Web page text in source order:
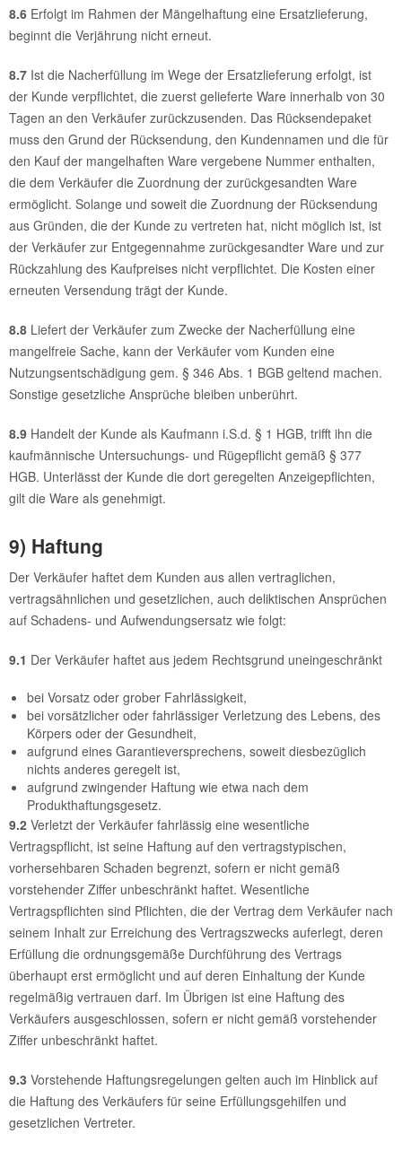
8.6 Erfolgt im Rahmen der Mängelhaftung eine Ersatzlieferung,
beginnt die Verjährung nicht erneut.
8.7 Ist die Nacherfüllung im Wege der Ersatzlieferung erfolgt, ist
der Kunde verpflichtet, die zuerst gelieferte Ware innerhalb von 30
Tagen an den Verkäufer zurückzusenden. Das Rücksendepaket
muss den Grund der Rücksendung, den Kundennamen und die für
den Kauf der mangelhaften Ware vergebene Nummer enthalten,
die dem Verkäufer die Zuordnung der zurückgesandten Ware
ermöglicht. Solange und soweit die Zuordnung der Rücksendung
aus Gründen, die der Kunde zu vertreten hat, nicht möglich ist, ist
der Verkäufer zur Entgegennahme zurückgesandter Ware und zur
Rückzahlung des Kaufpreises nicht verpflichtet. Die Kosten einer
erneuten Versendung trägt der Kunde.
8.8 Liefert der Verkäufer zum Zwecke der Nacherfüllung eine
mangelfreie Sache, kann der Verkäufer vom Kunden eine
Nutzungsentschädigung gem. § 346 Abs. 1 BGB geltend machen.
Sonstige gesetzliche Ansprüche bleiben unberührt.
8.9 Handelt der Kunde als Kaufmann i.S.d. § 1 HGB, trifft ihn die
kaufmännische Untersuchungs- und Rügepflicht gemäß § 377
HGB. Unterlässt der Kunde die dort geregelten Anzeigepflichten,
gilt die Ware als genehmigt.
9) Haftung
Der Verkäufer haftet dem Kunden aus allen vertraglichen,
vertragsähnlichen und gesetzlichen, auch deliktischen Ansprüchen
auf Schadens- und Aufwendungsersatz wie folgt:
9.1 Der Verkäufer haftet aus jedem Rechtsgrund uneingeschränkt
bei Vorsatz oder grober Fahrlässigkeit,
bei vorsätzlicher oder fahrlässiger Verletzung des Lebens, des
Körpers oder der Gesundheit,
aufgrund eines Garantieversprechens, soweit diesbezüglich
nichts anderes geregelt ist,
aufgrund zwingender Haftung wie etwa nach dem
Produkthaftungsgesetz.
9.2 Verletzt der Verkäufer fahrlässig eine wesentliche
Vertragspflicht, ist seine Haftung auf den vertragstypischen,
vorhersehbaren Schaden begrenzt, sofern er nicht gemäß
vorstehender Ziffer unbeschränkt haftet. Wesentliche
Vertragspflichten sind Pflichten, die der Vertrag dem Verkäufer nach
seinem Inhalt zur Erreichung des Vertragszwecks auferlegt, deren
Erfüllung die ordnungsgemäße Durchführung des Vertrags
überhaupt erst ermöglicht und auf deren Einhaltung der Kunde
regelmäßig vertrauen darf. Im Übrigen ist eine Haftung des
Verkäufers ausgeschlossen, sofern er nicht gemäß vorstehender
Ziffer unbeschränkt haftet.
9.3 Vorstehende Haftungsregelungen gelten auch im Hinblick auf
die Haftung des Verkäufers für seine Erfüllungsgehilfen und
gesetzlichen Vertreter.